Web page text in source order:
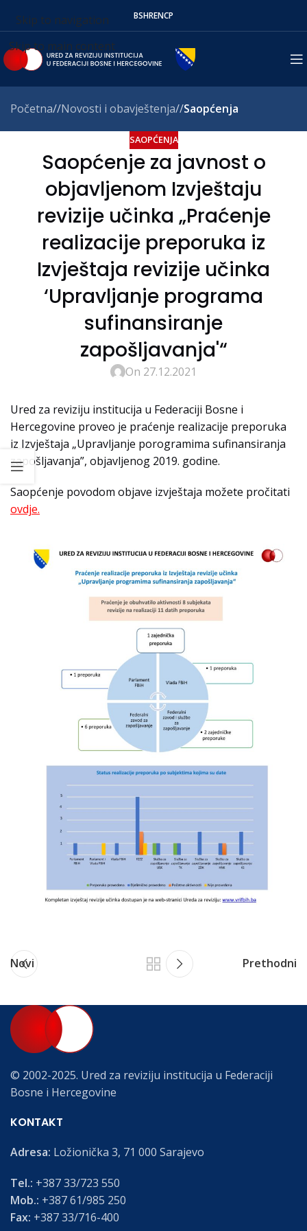
Skip to navigation
Skip to main content
BSHRENСР
Početna/ Novosti i obavještenja/ Saopćenja
SAOPĆENJA
Saopćenje za javnost o
objavljenom Izvještaju
revizije učinka „Praćenje
realizacije preporuka iz
Izvještaja revizije učinka
‘Upravljanje programa
sufinansiranje
zapošljavanja'“
On 27.12.2021
Ured za reviziju institucija u Federaciji Bosne i
Hercegovine proveo je praćenje realizacije preporuka
iz Izvještaja „Upravljanje porogramima sufinansiranja
zapošljavanja”, objavljenog 2019. godine.
Saopćenje povodom objave izvještaja možete pročitati
ovdje.
Novi Prethodni
© 2002-2025. Ured za reviziju institucija u Federaciji
Bosne i Hercegovine
KONTAKT
Adresa: Ložionička 3, 71 000 Sarajevo
Tel.: +387 33/723 550
Mob.: +387 61/985 250
Fax: +387 33/716-400